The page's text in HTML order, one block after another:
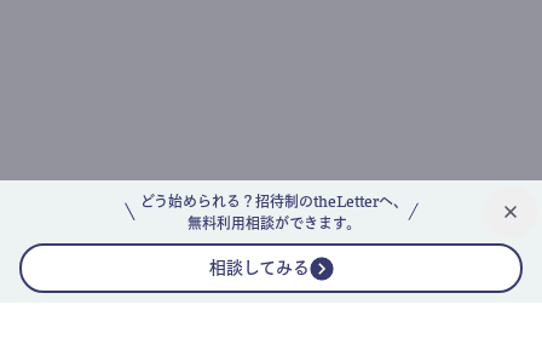
どう始められる？招待制のtheLetterへ、
無料利用相談ができます。
相談してみる